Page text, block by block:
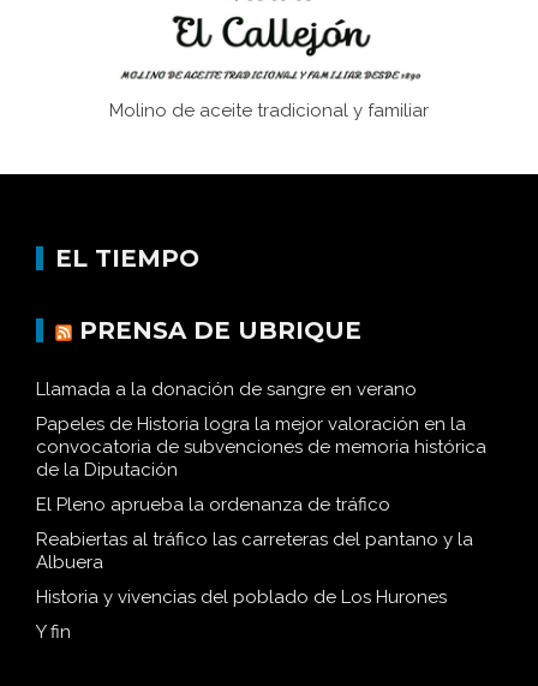
Molino de aceite tradicional y familiar
EL TIEMPO
PRENSA DE UBRIQUE
Llamada a la donación de sangre en verano
Papeles de Historia logra la mejor valoración en la
convocatoria de subvenciones de memoria histórica
de la Diputación
El Pleno aprueba la ordenanza de tráfico
Reabiertas al tráfico las carreteras del pantano y la
Albuera
Historia y vivencias del poblado de Los Hurones
Y fin